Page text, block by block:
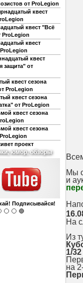
от ProLegion
квест
квест "Всё
ProLegion
квест
квест
защита" от
квест сезона
ProLegion
квест сезона
от ProLegion
квест сезона
квест сезона
проект
юмор, обзоры
Подписывайся!
Мы
и
На
Из
1/
на